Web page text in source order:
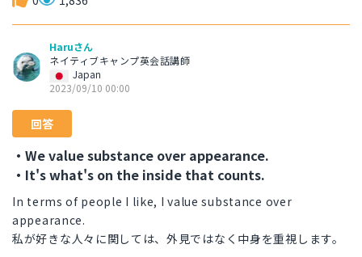
Haruさん
ネイティブキャンプ英会話講師
Japan
2023/09/10 00:00
回答
・We value substance over appearance.
・It's what's on the inside that counts.
In terms of people I like, I value substance over
appearance.
私が好きな人々に関しては、外見ではなく中身を重視します。